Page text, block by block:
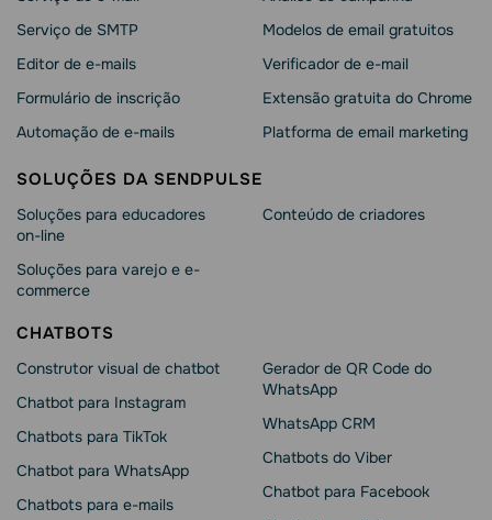
Serviço de SMTP
Editor de e-mails
Formulário de inscrição
Automação de e-mails
Modelos de email gratuitos
Verificador de e-mail
Extensão gratuita do Chrome
Platforma de email marketing
SOLUÇÕES DA SENDPULSE
Soluções para educadores
on-line
Soluções para varejo e e-
commerce
Conteúdo de criadores
CHATBOTS
Construtor visual de chatbot
Chatbot para Instagram
Chatbots para TikTok
Chatbot para WhatsApp
Chatbots para e-mails
Gerador de QR Code do
WhatsApp
WhatsApp CRM
Chatbots do Viber
Chatbot para Facebook